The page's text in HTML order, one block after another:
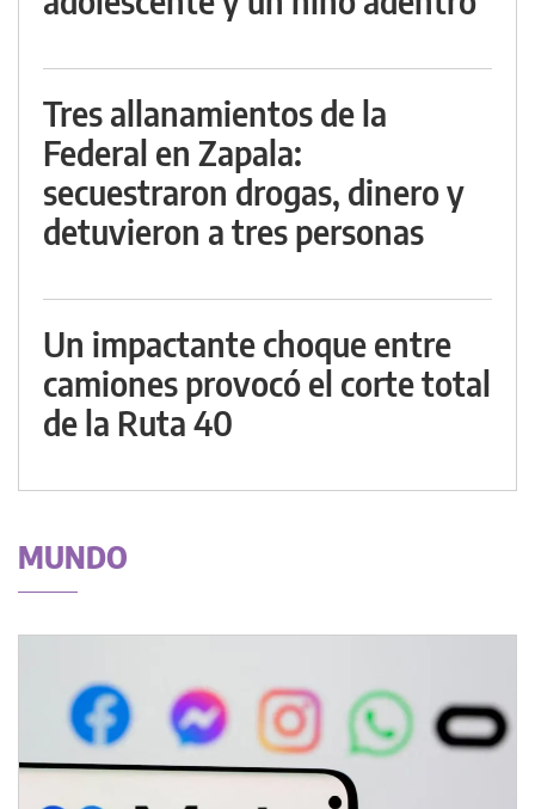
Tres allanamientos de la
Federal en Zapala:
secuestraron drogas, dinero y
detuvieron a tres personas
Un impactante choque entre
camiones provocó el corte total
de la Ruta 40
MUNDO